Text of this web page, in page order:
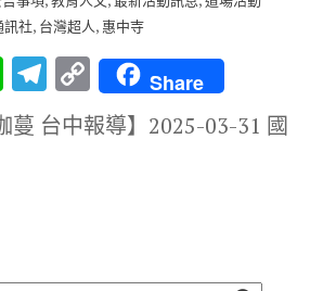
訊社, 台灣超人, 惠中寺
Li
n
e
T
el
e
C
o
p
Share
蔓 台中報導】2025-03-31 國